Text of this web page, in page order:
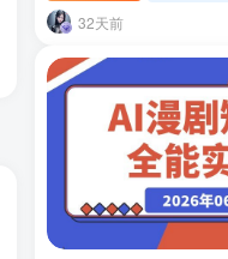
两款APP，简单的粘贴复制，两分钟八元钱，无限做，执行就有收入
32天前